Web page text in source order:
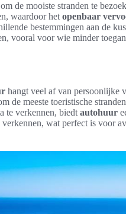
de mooiste stranden te
waardoor het openbaar
bestemmingen aan de
vooral voor wie minder
hangt veel af van persoonlijke
de meeste toeristische
te verkennen, biedt autohuur
wat perfect is voor